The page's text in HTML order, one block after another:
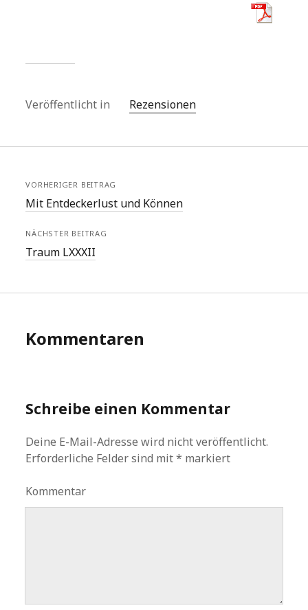
Veröffentlicht in Rezensionen
VORHERIGER BEITRAG
Mit Entdeckerlust und Können
NÄCHSTER BEITRAG
Traum LXXXII
Kommentaren
Schreibe einen Kommentar
Deine E-Mail-Adresse wird nicht veröffentlicht.
Erforderliche Felder sind mit* markiert
Kommentar